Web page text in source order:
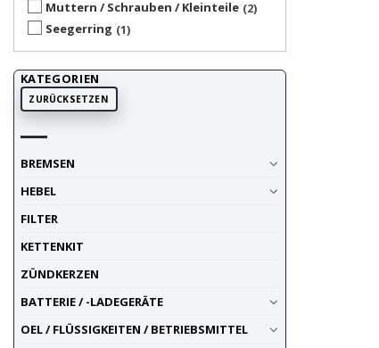
Muttern / Schrauben / Kleinteile 2
Seegerring 1
KATEGORIEN
ZURÜCKSETZEN
BREMSEN
HEBEL
FILTER
KETTENKIT
ZÜNDKERZEN
BATTERIE / -LADEGERÄTE
OEL / FLÜSSIGKEITEN / BETRIEBSMITTEL